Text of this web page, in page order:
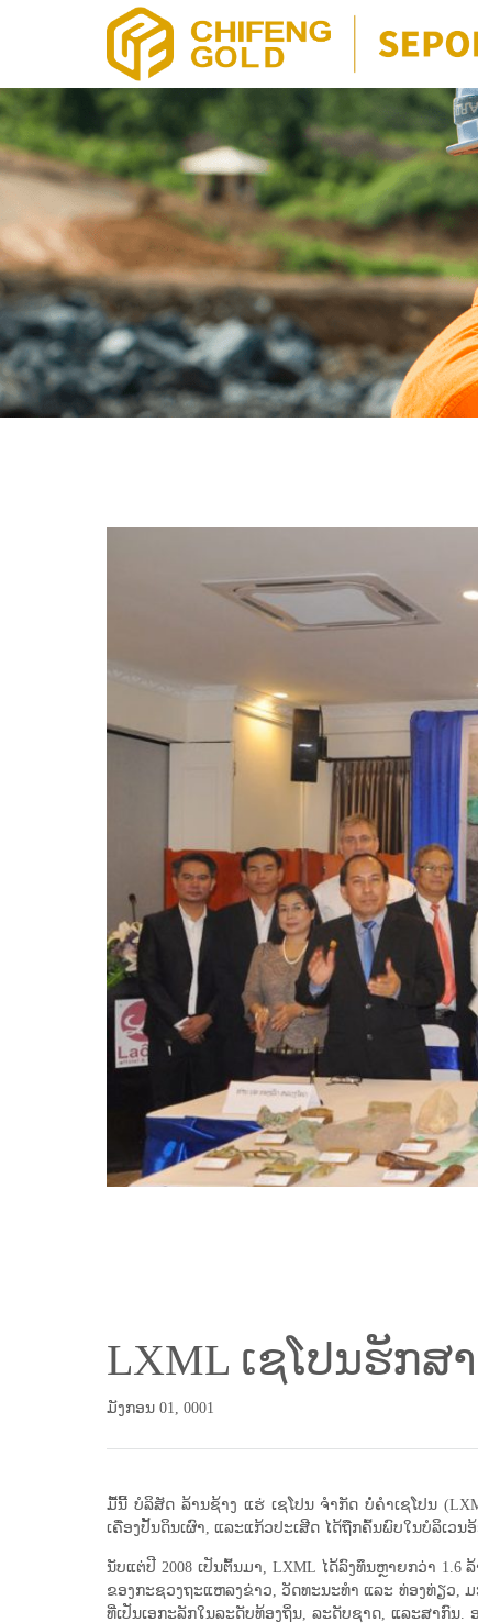
LXML ເຊໂປນຮັກ
ມັງກອນ 01, 0001
ມື້ນີ້ ບໍລິສັດ ລ້ານຊ້າງ ແຮ່ ເຊໂປນ ຈໍາກັດ ບໍ່ຄໍາເຊໂປນ
ເຄື່ອງປັ້ນດິນເຜົາ, ແລະແກ້ວປະເສີດ ໄດ້ຖືກຄົ້ນພົບໃນບໍລິເວ
ນັບແຕ່ປີ 2008 ເປັນຕົ້ນມາ, LXML ໄດ້ລົງທຶນຫຼາຍກວ່າ
ຂອງກະຊວງຖະແຫລງຂ່າວ, ວັດທະນະທຳ ແລະ ທ່ອງທ່ຽວ, ມ
ທີ່​ເປັນ​ເອ​ກະ​ລັກ​ໃນ​ລະ​ດັບ​ທ້ອງ​ຖິ່ນ​, ລະ​ດັບ​ຊາດ​, ແລະ​ສາ​ກົ